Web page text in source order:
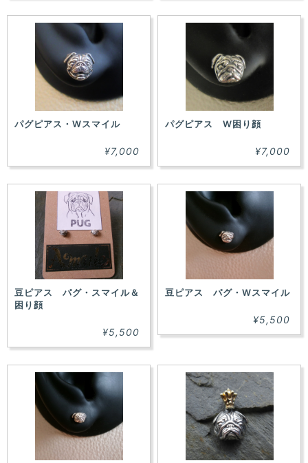
パグピアス・Wスマイル
¥7,000
パグピアス W困り顔
¥7,000
豆ピアス パグ・スマイル＆
困り顔
¥5,500
豆ピアス パグ・Wスマイル
¥5,500